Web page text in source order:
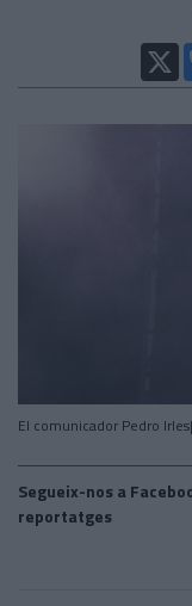
X
El comunicador Pedro
Segueix-nos a
reportatges